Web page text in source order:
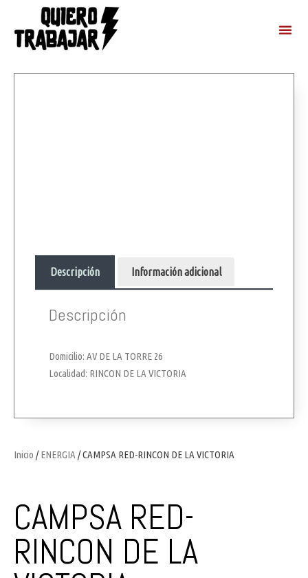
Inicio /ENERGIA / CAMPSA RED-RINCON DE LA VICTORIA
CAMPSA RED-
RINCON DE LA
Descripción Información adicional
Descripción
Domicilio: AV DE LA TORRE 26
Localidad: RINCON DE LA VICTORIA